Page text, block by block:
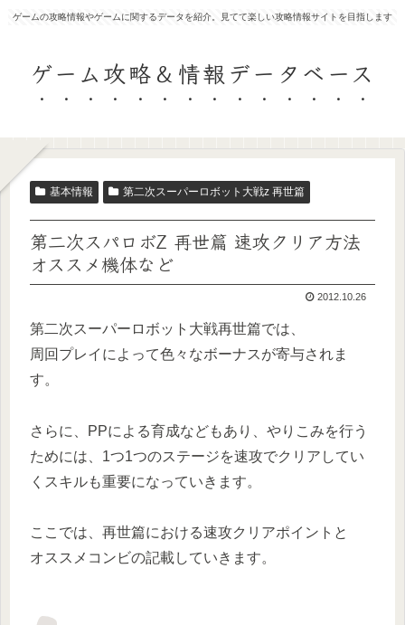
ゲームの攻略情報やゲームに関するデータを紹介。見てて楽しい攻略情報サイトを目指します
ゲーム攻略＆情報データベース
基本情報 第二次スーパーロボット大戦z 再世篇
第二次スパロボZ 再世篇 速攻クリア方法
オススメ機体など
2012.10.26
第二次スーパーロボット大戦再世篇では、
周回プレイによって色々なボーナスが寄与されま
す。
さらに、PPによる育成などもあり、やりこみを行う
ためには、1つ1つのステージを速攻でクリアしてい
くスキルも重要になっていきます。
ここでは、再世篇における速攻クリアポイントと
オススメコンビの記載していきます。